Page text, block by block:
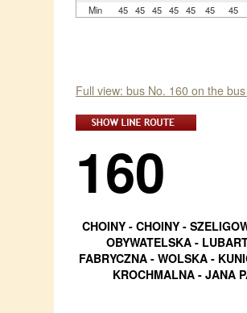
Min
45 45 45 45 45 45 45
Full view: bus No. 160 on the
160
CHOINY - CHOINY -
OBYWATELSKA -
FABRYCZNA - WOLSKA -
KROCHMALNA - JANA